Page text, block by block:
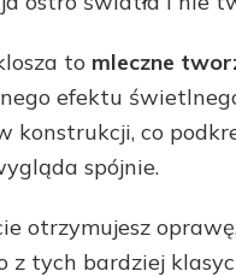
to mleczne
efektu
konstrukcji, co
spójnie.
otrzymujesz
z tych bardziej